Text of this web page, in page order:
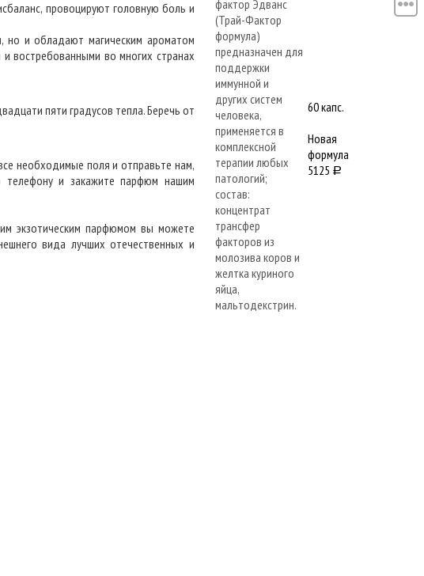
провоцируют головную боль и
но и обладают магическим ароматом
востребованными во многих странах
пяти градусов тепла. Беречь от
необходимые поля и отправьте нам,
телефону и закажите парфюм нашим
экзотическим парфюмом вы можете
вида лучших отечественных и
60 капс.
Новая
формула
5125 a